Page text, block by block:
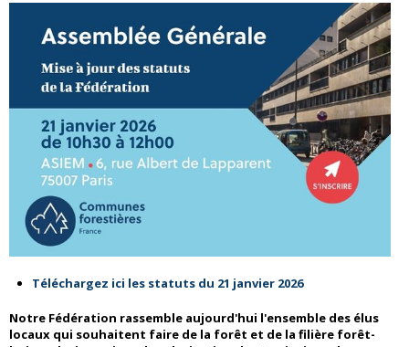
Téléchargez ici les statuts du 21 janvier 2026
Notre Fédération rassemble aujourd'hui l'ensemble des élus
locaux qui souhaitent faire de la forêt et de la filière forêt-